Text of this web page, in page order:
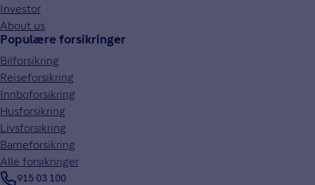
Investor
About us
Populære forsikringer
Bilforsikring
Reiseforsikring
Innboforsikring
Husforsikring
Livsforsikring
Barneforsikring
Alle forsikringer
915 03 100